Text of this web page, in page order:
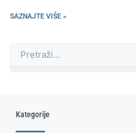
SAZNAJTE VIŠE »
Kategorije